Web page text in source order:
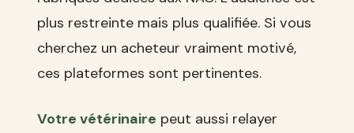
plus restreinte mais plus qualifiée. Si vous
cherchez un acheteur vraiment motivé,
ces plateformes sont pertinentes.
Votre vétérinaire peut aussi relayer